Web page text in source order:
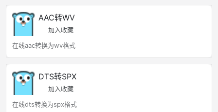
AAC转WV
加入收藏
在线aac转换为wv格式
DTS转SPX
加入收藏
在线dts转换为spx格式